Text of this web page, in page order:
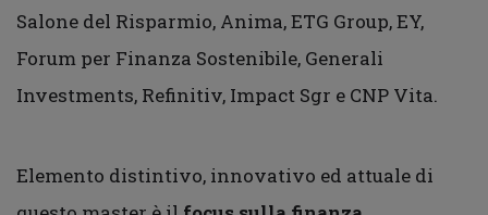
Salone del Risparmio, Anima, ETG Group, EY,
Forum per Finanza Sostenibile, Generali
Investments, Refinitiv, Impact Sgr e CNP Vita.
Elemento distintivo, innovativo ed attuale di